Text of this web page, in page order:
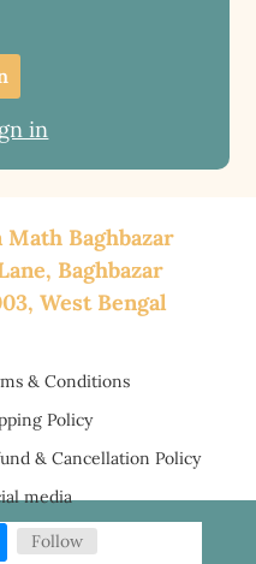
in
Baghbazar
Baghbazar
West Bengal
& Conditions
Policy
& Cancellation Policy
media
Follow